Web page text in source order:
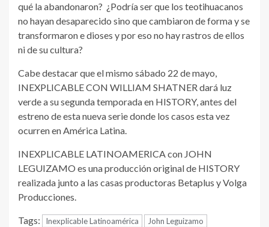
qué la abandonaron? ¿Podría ser que los teotihuacanos
no hayan desaparecido sino que cambiaron de forma y se
transformaron e dioses y por eso no hay rastros de ellos
ni de su cultura?
Cabe destacar que el mismo sábado 22 de mayo,
INEXPLICABLE CON WILLIAM SHATNER dará luz
verde a su segunda temporada en HISTORY, antes del
estreno de esta nueva serie donde los casos esta vez
ocurren en América Latina.
INEXPLICABLE LATINOAMERICA con JOHN
LEGUIZAMO es una producción original de HISTORY
realizada junto a las casas productoras Betaplus y Volga
Producciones.
Tags: Inexplicable Latinoamérica John Leguizamo